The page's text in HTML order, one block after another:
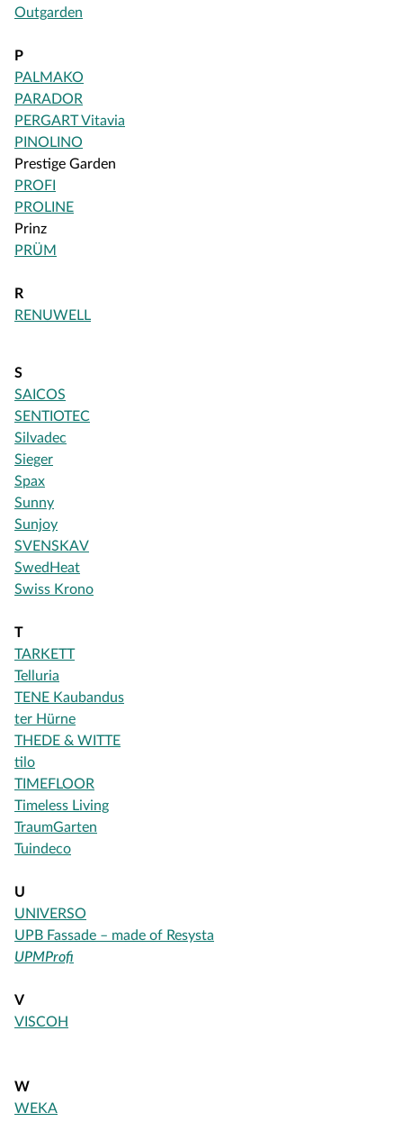
Outgarden
P
PALMAKO
PARADOR
PERGART Vitavia
PINOLINO
Prestige Garden
PROFI
PROLINE
Prinz
PRÜM
R
RENUWELL
S
SAICOS
SENTIOTEC
Silvadec
Sieger
Spax
Sunny
Sunjoy
SVENSKAV
SwedHeat
Swiss Krono
T
TARKETT
Telluria
TENE Kaubandus
ter Hürne
THEDE & WITTE
tilo
TIMEFLOOR
Timeless Living
TraumGarten
Tuindeco
U
UNIVERSO
UPB Fassade – made of Resysta
UPMProfi
V
VISCOH
W
WEKA